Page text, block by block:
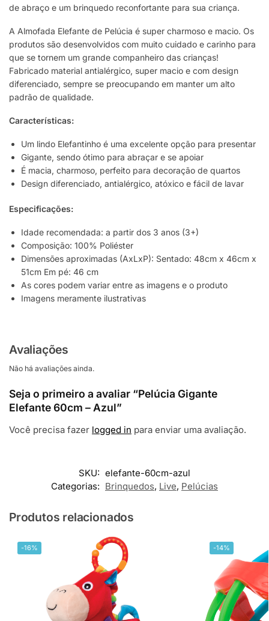
de abraço e um brinquedo reconfortante para sua criança.
A Almofada Elefante de Pelúcia é super charmoso e macio. Os
produtos são desenvolvidos com muito cuidado e carinho para
que se tornem um grande companheiro das crianças!
Fabricado material antialérgico, super macio e com design
diferenciado, sempre se preocupando em manter um alto
padrão de qualidade.
Características:
Um lindo Elefantinho é uma excelente opção para presentar
Gigante, sendo ótimo para abraçar e se apoiar
É macia, charmoso, perfeito para decoração de quartos
Design diferenciado, antialérgico, atóxico e fácil de lavar
Especificações:
Idade recomendada: a partir dos 3 anos (3+)
Composição: 100% Poliéster
Dimensões aproximadas (AxLxP): Sentado: 48cm x 46cm x
51cm Em pé: 46 cm
As cores podem variar entre as imagens e o produto
Imagens meramente ilustrativas
Avaliações
Não há avaliações ainda.
Seja o primeiro a avaliar “Pelúcia Gigante
Elefante 60cm – Azul”
Você precisa fazer logged in para enviar uma avaliação.
SKU: elefante-60cm-azul
Categorias: Brinquedos, Live, Pelúcias
Produtos relacionados
-16% -14%